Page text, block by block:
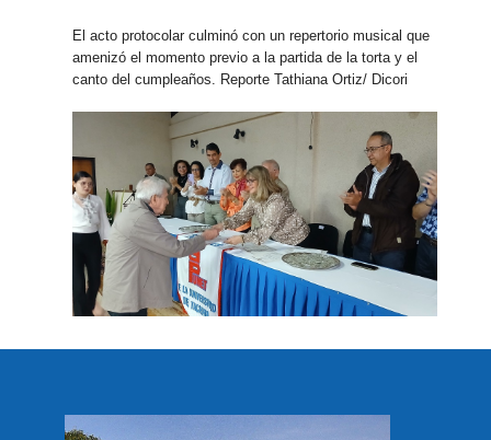
El acto protocolar culminó con un repertorio musical que
amenizó el momento previo a la partida de la torta y el
canto del cumpleaños. Reporte Tathiana Ortiz/ Dicori